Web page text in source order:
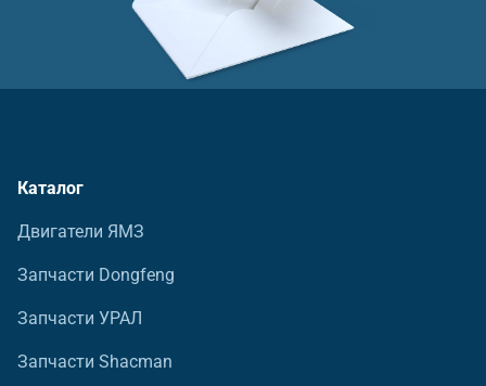
Каталог
Двигатели ЯМЗ
Запчасти Dongfeng
Запчасти УРАЛ
Запчасти Shacman